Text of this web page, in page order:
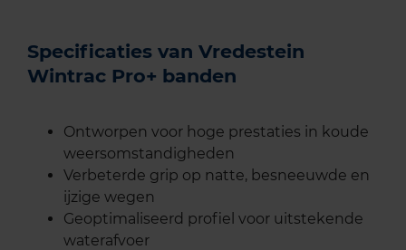
Specificaties van Vredestein
Wintrac Pro+ banden
Ontworpen voor hoge prestaties in koude
weersomstandigheden
Verbeterde grip op natte, besneeuwde en
ijzige wegen
Geoptimaliseerd profiel voor uitstekende
waterafvoer